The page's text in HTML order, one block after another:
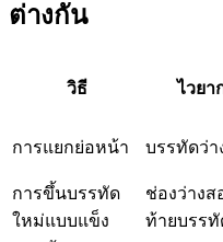
ต่างกัน
วิธี ไวย
การแยกย่อหน้า บรรทัดว่า
การขึ้นบรรทัด
ใหม่แบบแข็ง
ช่องว่างส
ท้ายบรรทั